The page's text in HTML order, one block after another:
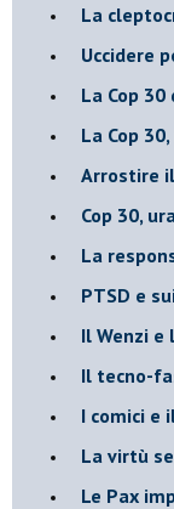
​La
​Uccidere
​La Cop
La Cop
Arrostire
​Cop 30,
La
PTSD e
Il Wenzi e
​Il tecno-
​I comici e
​La virtù
Le Pax